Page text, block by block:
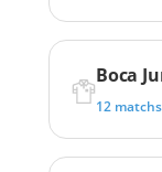
Boca
12